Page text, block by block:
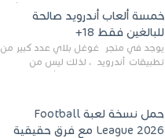
رغم المخاطر المتعلقه به وذلك من أجل
التخلص من المضايقات الكثيرة في
العال...
خمسة ألعاب أندرويد صالحة
للبالغين فقط 18+
يوجد في متجر غوغل بلاي عدد كبير من
تطبيقات أندرويد ، لذلك ليس من
حمل نسخة لعبة Football
League 2026 مع فرق حقيقية